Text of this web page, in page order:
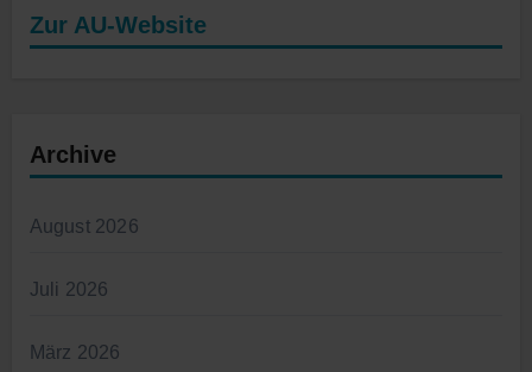
Zur AU-Website
Archive
August 2026
Juli 2026
März 2026